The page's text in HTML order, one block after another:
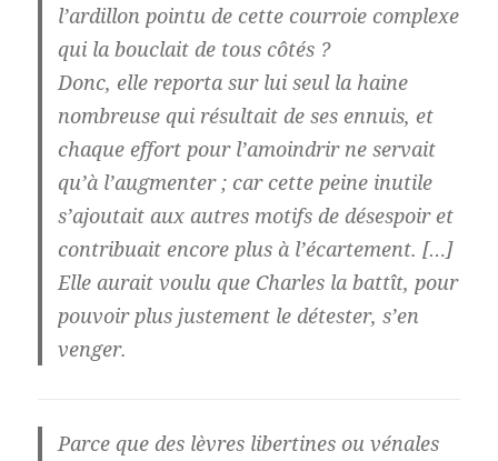
l’ardillon pointu de cette courroie complexe
qui la bouclait de tous côtés ?
Donc, elle reporta sur lui seul la haine
nombreuse qui résultait de ses ennuis, et
chaque effort pour l’amoindrir ne servait
qu’à l’augmenter ; car cette peine inutile
s’ajoutait aux autres motifs de désespoir et
contribuait encore plus à l’écartement. […]
Elle aurait voulu que Charles la battît, pour
pouvoir plus justement le détester, s’en
venger.
Parce que des lèvres libertines ou vénales